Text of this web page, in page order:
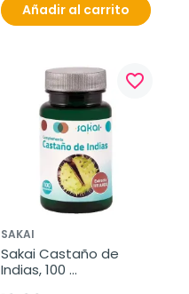
Añadir al carrito
favorite_border
SAKAI
Sakai Castaño de
Indias, 100